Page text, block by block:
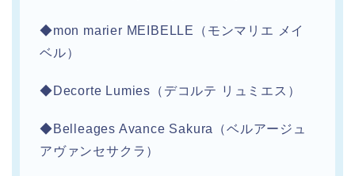
◆mon marier MEIBELLE（モンマリエ メイ
ベル）
◆Decorte Lumies（デコルテ リュミエス）
◆Belleages Avance Sakura（ベルアージュ
アヴァンセサクラ）